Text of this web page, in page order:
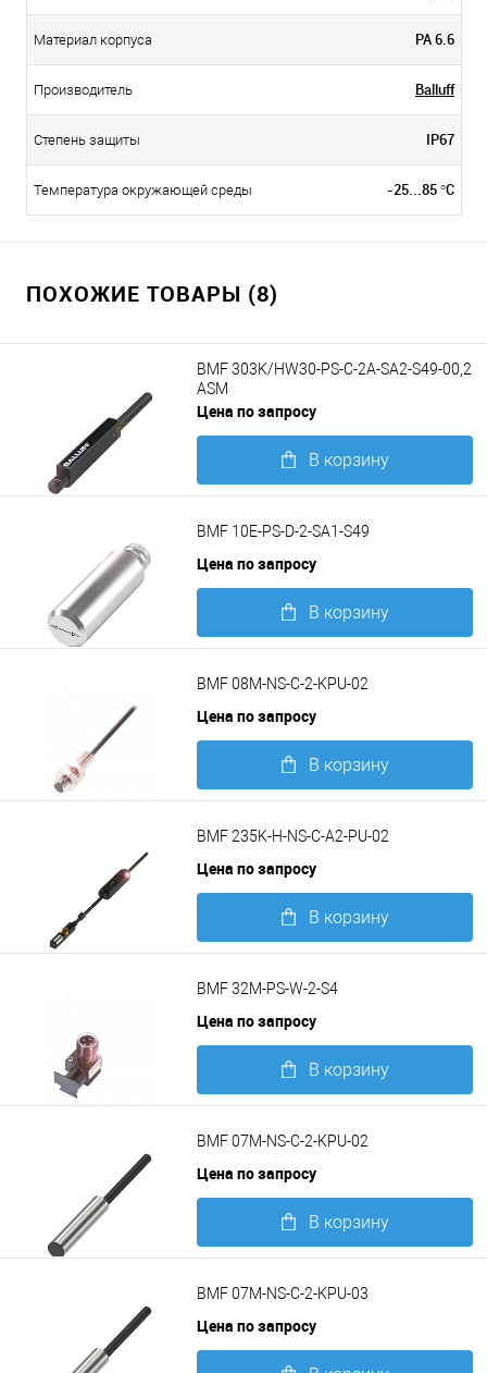
Материал корпуса PA 6.6
Производитель Balluff
Степень защиты IP67
Температура окружающей среды -25...85 °C
ПОХОЖИЕ ТОВАРЫ (8)
BMF 303K/HW30-PS-C-2A-SA2-S49-00,2
ASM
Цена по запросу
В корзину
BMF 10E-PS-D-2-SA1-S49
Цена по запросу
В корзину
BMF 08M-NS-C-2-KPU-02
Цена по запросу
В корзину
BMF 235K-H-NS-C-A2-PU-02
Цена по запросу
В корзину
BMF 32M-PS-W-2-S4
Цена по запросу
В корзину
BMF 07M-NS-C-2-KPU-02
Цена по запросу
В корзину
BMF 07M-NS-C-2-KPU-03
Цена по запросу